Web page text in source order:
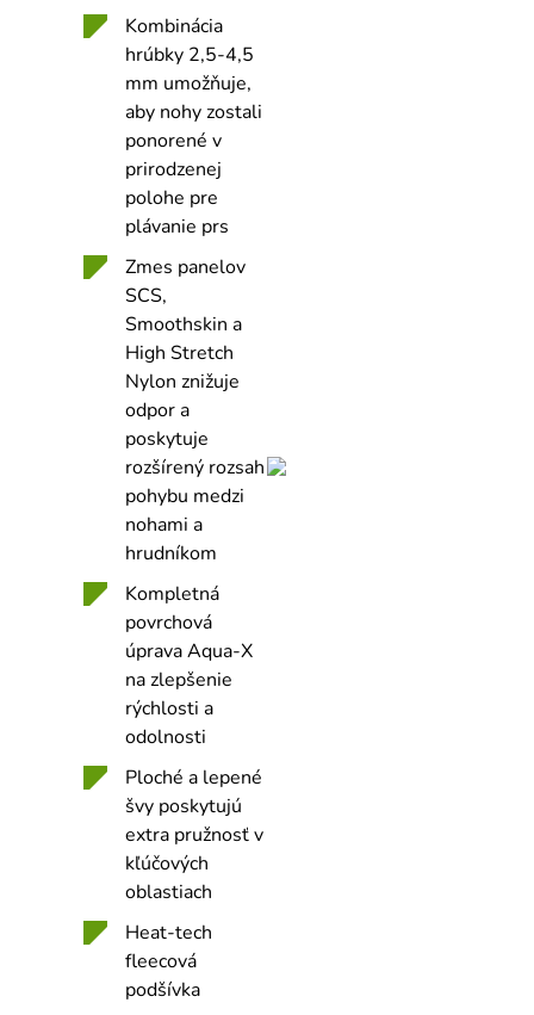
Kombinácia
hrúbky 2,5-4,5
mm umožňuje,
aby nohy zostali
ponorené v
prirodzenej
polohe pre
plávanie prs
Zmes panelov
SCS,
Smoothskin a
High Stretch
Nylon znižuje
odpor a
poskytuje
rozšírený rozsah
pohybu medzi
nohami a
hrudníkom
Kompletná
povrchová
úprava Aqua-X
na zlepšenie
rýchlosti a
odolnosti
Ploché a lepené
švy poskytujú
extra pružnosť v
kľúčových
oblastiach
Heat-tech
fleecová
podšívka